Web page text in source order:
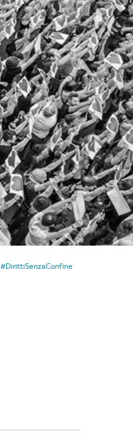
#DirittiSenzaConfine